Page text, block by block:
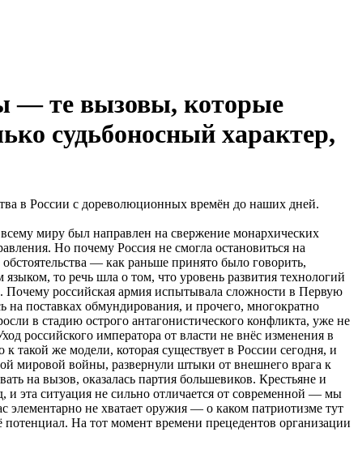
— те вызовы, которые
судьбоносный характер,
в России с дореволюционных времён до наших дней.
миру был направлен на свержение монархических
Но почему Россия не смогла остановиться на
— как раньше принято было говорить,
то речь шла о том, что уровень развития технологий
Почему российская армия испытывала сложности в Первую
поставках обмундирования, и прочего, многократно
в стадию острого антагонистического конфликта, уже не
российского императора от власти не внёс изменения в
же модели, которая существует в России сегодня, и
мировой войны, развернули штыки от внешнего врага к
на вызов, оказалась партия большевиков. Крестьяне и
эта ситуация не сильно отличается от современной — мы
не хватает оружия — о каком патриотизме тут
На тот момент времени прецедентов организации